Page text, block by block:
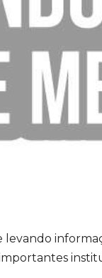
levando